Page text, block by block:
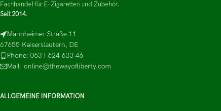
Fachhandel für E-Zigaretten und Zubehör.
Seit 2014.
Mannheimer Straße 11
67655 Kaiserslautern, DE
Phone: 0631 624 633 46
Mail: online@thewayofliberty.com
ALLGEMEINE INFORMATION